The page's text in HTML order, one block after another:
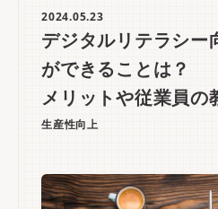
2024.05.23
デジタルリテラシー
ができることは？
メリットや従業員の
生産性向上